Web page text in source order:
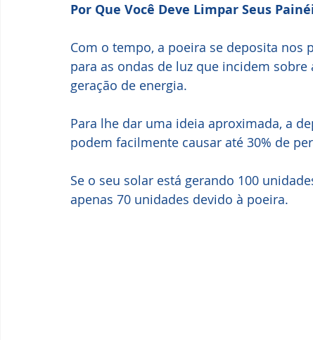
Por Que Você Deve Limpar Seus
Com o tempo, a poeira se deposita nos
para as ondas de luz que incidem
geração de energia.
Para lhe dar uma ideia aproximada, a
podem facilmente causar até 30% de
Se o seu solar está gerando 100
apenas 70 unidades devido à poeira.